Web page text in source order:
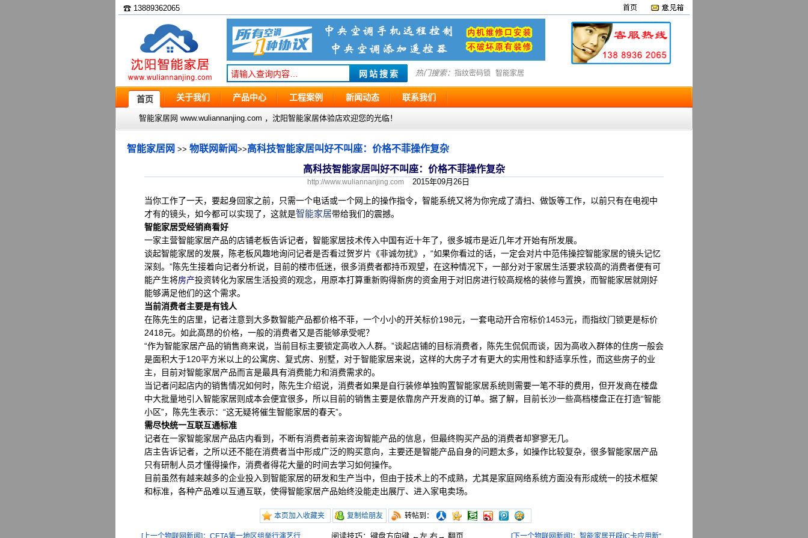
☎ 13889362065 首页
热门搜索： 指纹密码锁 智能家居
首页 关于我们 产品中心 工程案例 新闻动态 联系我们
智能家居网 www.wuliannanjing.com ，沈阳智能家居体验店欢迎您的光临！
智能家居网 >>物联网新闻>>高科技智能家居叫好不叫座：价格不菲操作复杂
高科技智能家居叫好不叫座：价格不菲操作复杂
http://www.wuliannanjing.com 2015年09月26日
当你工作了一天，要起身回家之前，只需一个电话或一个网上的操作指令，智能系统又将为你完成了清扫、做饭等工作，以前只有在电视中
才有的镜头，如今都可以实现了，这就是智能家居带给我们的震撼。
智能家居受经销商看好
一家主营智能家居产品的店铺老板告诉记者，智能家居技术传入中国有近十年了，很多城市是近几年才开始有所发展。
谈起智能家居的发展，陈老板风趣地询问记者是否看过贺岁片《非诚勿扰》，“如果你看过的话，一定会对片中范伟操控智能家居的镜头记忆
深刻。”陈先生接着向记者分析说，目前的楼市低迷，很多消费者都持币观望，在这种情况下，一部分对于家居生活要求较高的消费者便有可
能产生将房产投资转化为家居生活投资的观念，用原本打算重新购得新房的资金用于对旧房进行较高规格的装修与置换，而智能家居就刚好
能够满足他们的这个需求。
当前消费者主要是有钱人
在陈先生的店里，记者注意到大多数智能产品都价格不菲，一个小小的开关标价198元，一套电动开合帘标价1453元，而指纹门锁更是标价
2418元。如此高昂的价格，一般的消费者又是否能够承受呢？
“作为智能家居产品的销售商来说，当前目标主要锁定高收入人群。”谈起店铺的目标消费者，陈先生侃侃而谈，因为高收入群体的住房一般会
是面积大于120平方米以上的公寓房、复式房、别墅，对于智能家居来说，这样的大房子才有更大的实用性和舒适享乐性，而这些房子的业
主，目前对智能家居产品而言是最具有消费能力和消费需求的。
当记者问起店内的销售情况如何时，陈先生介绍说，消费者如果是自行装修单独购置智能家居系统则需要一笔不菲的费用，但开发商在楼盘
中大批量地引入智能家居则成本会便宜很多，所以目前的销售主要是依靠房产开发商的订单。据了解，目前长沙一些高档楼盘正在打造“智能
小区”，陈先生表示：“这无疑将催生智能家居的春天”。
需尽快统一互联互通标准
记者在一家智能家居产品店内看到，不断有消费者前来咨询智能产品的信息，但最终购买产品的消费者却寥寥无几。
店主告诉记者，之所以还不能在消费者当中形成广泛的购买意向，主要还是智能产品自身的问题太多，如操作比较复杂，很多智能家居产品
只有研制人员才懂得操作，消费者得花大量的时间去学习如何操作。
目前虽然有越来越多的企业投入到智能家居的研发和生产当中，但由于技术上的不成熟，尤其是家庭网络系统方面没有形成统一的技术框架
和标准，各种产品难以互通互联，使得智能家居产品始终没能走出展厅、进入家电卖场。
本页加入收藏夹 复制给朋友 转帖到：
[上一个物联网新闻]：CETA第一地区组举行演艺行... 阅读技巧：键盘方向键 ←左 右→ 翻页 [下一个物联网新闻]：智能家居开辟IC卡应用新“...